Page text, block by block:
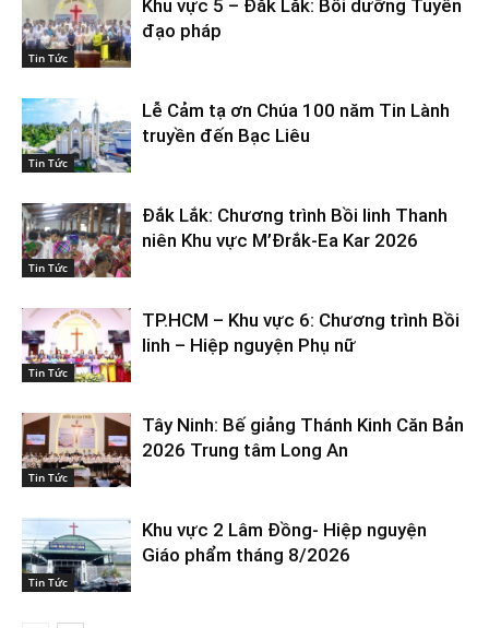
Tin Tức
Khu vực 5 – Đắk Lắk: Bồi dưỡng Tuyên
đạo pháp
Tin Tức
Lễ Cảm tạ ơn Chúa 100 năm Tin Lành
truyền đến Bạc Liêu
Tin Tức
Đắk Lắk: Chương trình Bồi linh Thanh
niên Khu vực M’Đrắk-Ea Kar 2026
Tin Tức
TP.HCM – Khu vực 6: Chương trình Bồi
linh – Hiệp nguyện Phụ nữ
Tin Tức
Tây Ninh: Bế giảng Thánh Kinh Căn Bản
2026 Trung tâm Long An
Tin Tức
Khu vực 2 Lâm Đồng- Hiệp nguyện
Giáo phẩm tháng 8/2026